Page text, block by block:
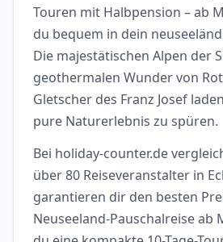
Touren mit Halbpension – ab
du bequem in dein
Die majestätischen Alpen der
geothermalen Wunder von
Gletscher des Franz Josef
pure Naturerlebnis zu spüren.
Bei holiday-counter.de
über 80 Reiseveranstalter in
garantieren dir den besten
Neuseeland-Pauschalreise ab